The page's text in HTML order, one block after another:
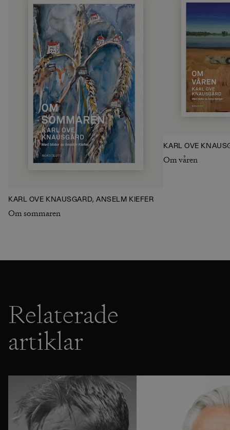
KARL OVE KNAUSGÅRD, ANSELM KIEFER
Om sommaren
KARL OVE
Om våren
Relaterade
artiklar